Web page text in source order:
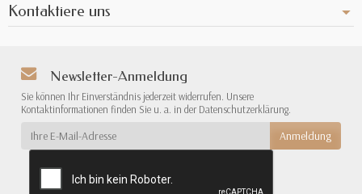
Kontaktiere uns
Newsletter-Anmeldung
Sie können Ihr Einverständnis jederzeit widerrufen. Unsere
Kontaktinformationen finden Sie u. a. in der Datenschutzerklärung.